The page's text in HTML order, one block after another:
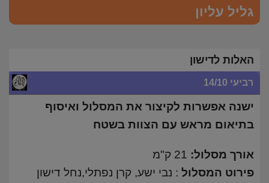
גליל עליון
האלות לדישון
רביעי 14/10
ישנה אפשרות לקיצור את המסלול ואיסוף
בתיאום מראש עם הצוות בשטח
אורך מסלול: 21 ק"מ
פירוט המסלול : נבי ישע, קרן נפתלי,נחל דישון